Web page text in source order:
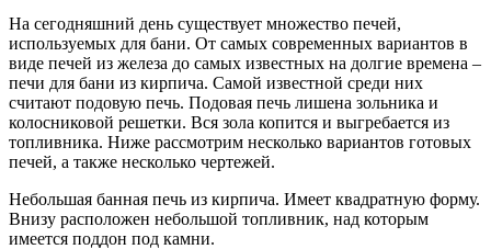
На сегодняшний день существует множество печей,
используемых для бани. От самых современных вариантов в
виде печей из железа до самых известных на долгие времена –
печи для бани из кирпича. Самой известной среди них
считают подовую печь. Подовая печь лишена зольника и
колосниковой решетки. Вся зола копится и выгребается из
топливника. Ниже рассмотрим несколько вариантов готовых
печей, а также несколько чертежей.
Небольшая банная печь из кирпича. Имеет квадратную форму.
Внизу расположен небольшой топливник, над которым
имеется поддон под камни.